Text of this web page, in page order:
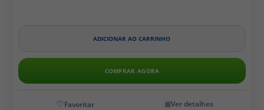
ADICIONAR AO CARRINHO
COMPRAR AGORA
Ver detalhes